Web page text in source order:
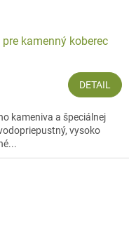
kamenný koberec
DETAIL
kameniva a špeciálnej
vysoko